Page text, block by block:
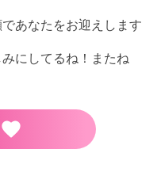
あなたをお迎えします
にしてるね！またね